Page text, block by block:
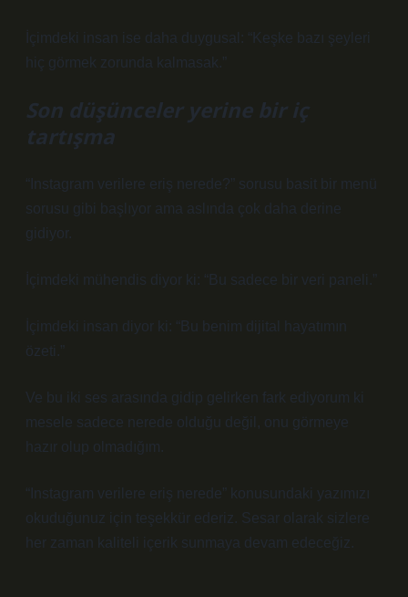
İçimdeki insan ise daha duygusal: “Keşke bazı şeyleri
hiç görmek zorunda kalmasak.”
Son düşünceler yerine bir iç
tartışma
“Instagram verilere eriş nerede?” sorusu basit bir menü
sorusu gibi başlıyor ama aslında çok daha derine
gidiyor.
İçimdeki mühendis diyor ki: “Bu sadece bir veri paneli.”
İçimdeki insan diyor ki: “Bu benim dijital hayatımın
özeti.”
Ve bu iki ses arasında gidip gelirken fark ediyorum ki
mesele sadece nerede olduğu değil, onu görmeye
hazır olup olmadığım.
“Instagram verilere eriş nerede” konusundaki yazımızı
okuduğunuz için teşekkür ederiz. Sesar olarak sizlere
her zaman kaliteli içerik sunmaya devam edeceğiz.